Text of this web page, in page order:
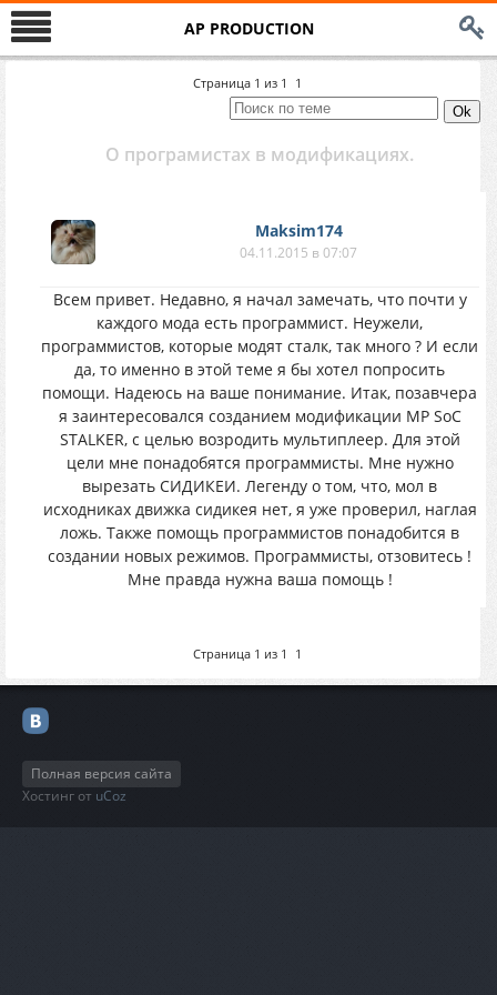
AP PRODUCTION
Страница 1 из 1 1
О програмистах в модификациях.
Maksim174
04.11.2015 в 07:07
Всем привет. Недавно, я начал замечать, что почти у
каждого мода есть программист. Неужели,
программистов, которые модят сталк, так много ? И если
да, то именно в этой теме я бы хотел попросить
помощи. Надеюсь на ваше понимание. Итак, позавчера
я заинтересовался созданием модификации MP SoC
STALKER, с целью возродить мультиплеер. Для этой
цели мне понадобятся программисты. Мне нужно
вырезать СИДИКЕИ. Легенду о том, что, мол в
исходниках движка сидикея нет, я уже проверил, наглая
ложь. Также помощь программистов понадобится в
создании новых режимов. Программисты, отзовитесь !
Мне правда нужна ваша помощь !
Страница 1 из 1 1
Полная версия сайта
Хостинг от uCoz